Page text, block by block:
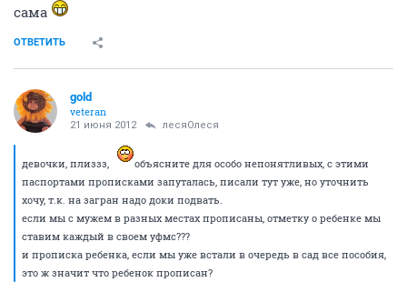
сама
ОТВЕТИТЬ
gold
veteran
21 июня 2012 лесяОлеся
девочки, плиззз,
объясните для особо непонятливых, с этими
паспортами прописками запуталась, писали тут уже, но уточнить
хочу, т.к. на загран надо доки подвать.
если мы с мужем в разных местах прописаны, отметку о ребенке мы
ставим каждый в своем уфмс???
и прописка ребенка, если мы уже встали в очередь в сад все пособия,
это ж значит что ребенок прописан?